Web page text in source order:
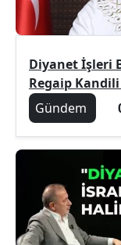
Diyanet İşleri
Regaip Kandili
Gündem